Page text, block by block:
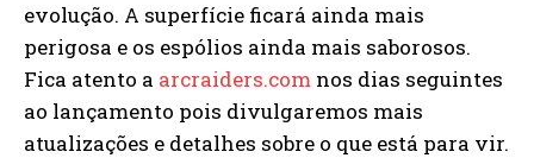
evolução. A superfície ficará ainda mais
perigosa e os espólios ainda mais saborosos.
Fica atento a arcraiders.com nos dias seguintes
ao lançamento pois divulgaremos mais
atualizações e detalhes sobre o que está para vir.